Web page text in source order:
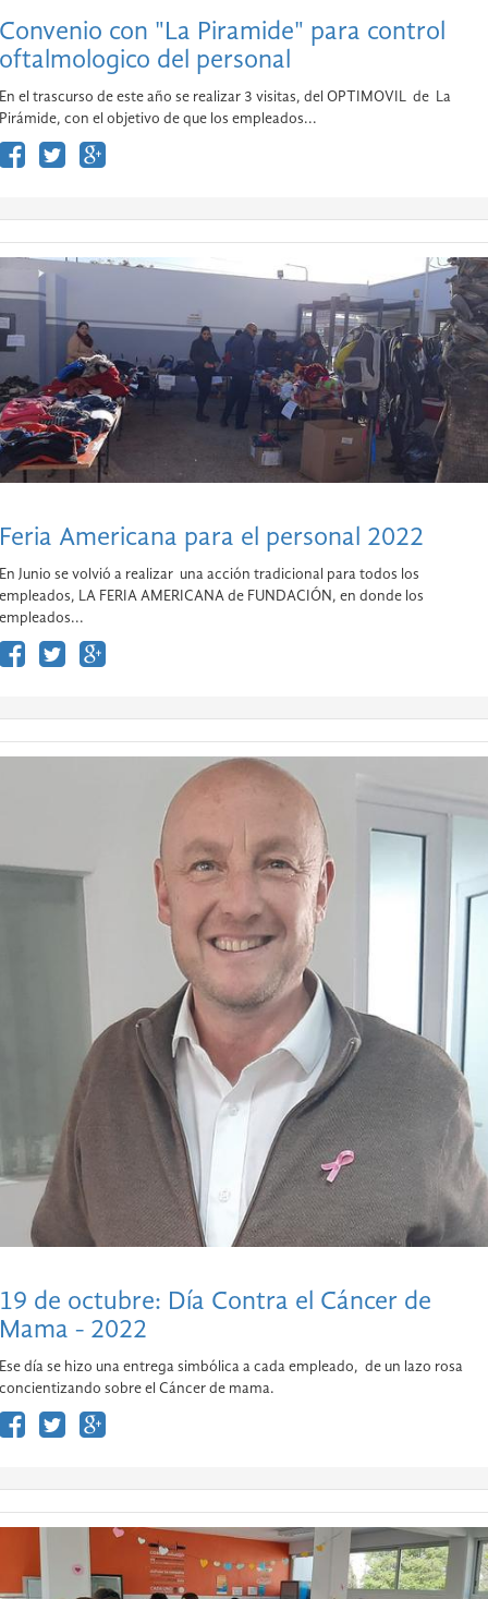
Convenio con "La Piramide" para control
oftalmologico del personal
En el trascurso de este año se realizar 3 visitas, del OPTIMOVIL de La
Pirámide, con el objetivo de que los empleados...
Feria Americana para el personal 2022
En Junio se volvió a realizar una acción tradicional para todos los
empleados, LA FERIA AMERICANA de FUNDACIÓN, en donde los
empleados...
19 de octubre: Día Contra el Cáncer de
Mama - 2022
Ese día se hizo una entrega simbólica a cada empleado, de un lazo rosa
concientizando sobre el Cáncer de mama.